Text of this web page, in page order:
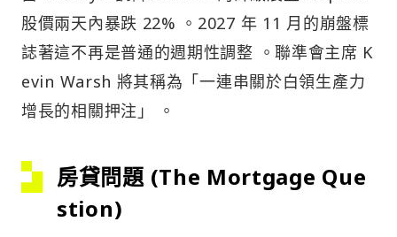
股價兩天內暴跌 22% 。2027 年 11 月的崩盤標
誌著這不再是普通的週期性調整 。聯準會主席 K
evin Warsh 將其稱為「一連串關於白領生產力
增長的相關押注」 。
房貸問題 (The Mortgage Que
stion)